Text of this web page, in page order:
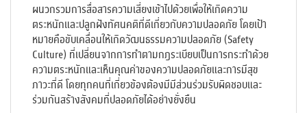
ผนวกรวมการสื่อสารความเสี่ยงเข้าไปด้วยเพื่อให้เกิดความ
ตระหนักและปลูกฝังทัศนคติที่ดีเกี่ยวกับความปลอดภัย โดยเป้า
หมายคือขับเคลื่อนให้เกิดวัฒนธรรมความปลอดภัย (Safety
Culture) ที่เปลี่ยนจากการทำตามกฎระเบียบเป็นการกระทำด้วย
ความตระหนักและเห็นคุณค่าของความปลอดภัยและการมีสุข
ภาวะที่ดี โดยทุกคนที่เกี่ยวข้องต้องมีมีส่วนร่วมรับผิดชอบและ
ร่วมกันสร้างสังคมที่ปลอดภัยได้อย่างยั่งยืน